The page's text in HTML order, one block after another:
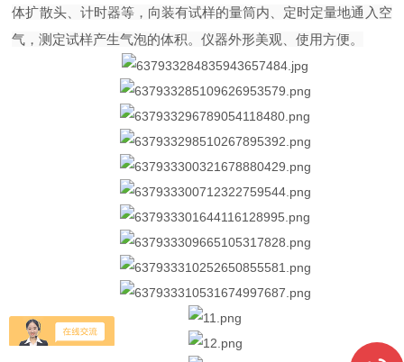
体扩散头、计时器等，向装有试样的量筒内、定时定量地通入空
气，测定试样产生气泡的体积。仪器外形美观、使用方便。